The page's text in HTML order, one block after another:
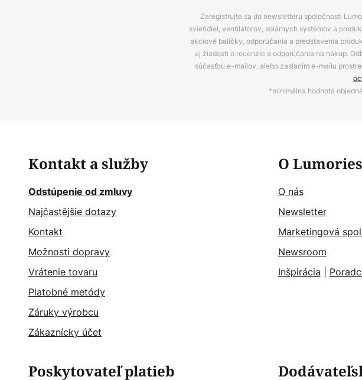
Zaregistrujte sa do newsletteru spoločnosti
svietidiel, ventilátorov, solárnych systémov a
akciové balíčky, odporúčania a predstavenia
aj žiadosti o recenzie a odporúčania na nákup.
súčasťou e-mailov, alebo zaslaním e-mailu
*minimálna hodnota
Kontakt a služby
Odstúpenie od zmluvy
Najčastějšie dotazy
Kontakt
Možnosti dopravy
Vrátenie tovaru
Platobné metódy
Záruky výrobcu
Zákaznícky účet
O
O nás
Newsletter
Marketingová
Newsroom
Inšpirácia
Poskytovateľ platieb